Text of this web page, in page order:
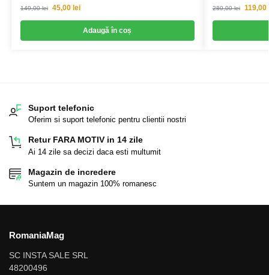
149,00lei 45,00 lei
Adaugă în coș
280,00lei 119,00
Suport telefonic
Oferim si suport telefonic pentru clientii nostri
Retur FARA MOTIV in 14 zile
Ai 14 zile sa decizi daca esti multumit
Magazin de incredere
Suntem un magazin 100% romanesc
RomaniaMag
SC INSTA SALE SRL
48200496